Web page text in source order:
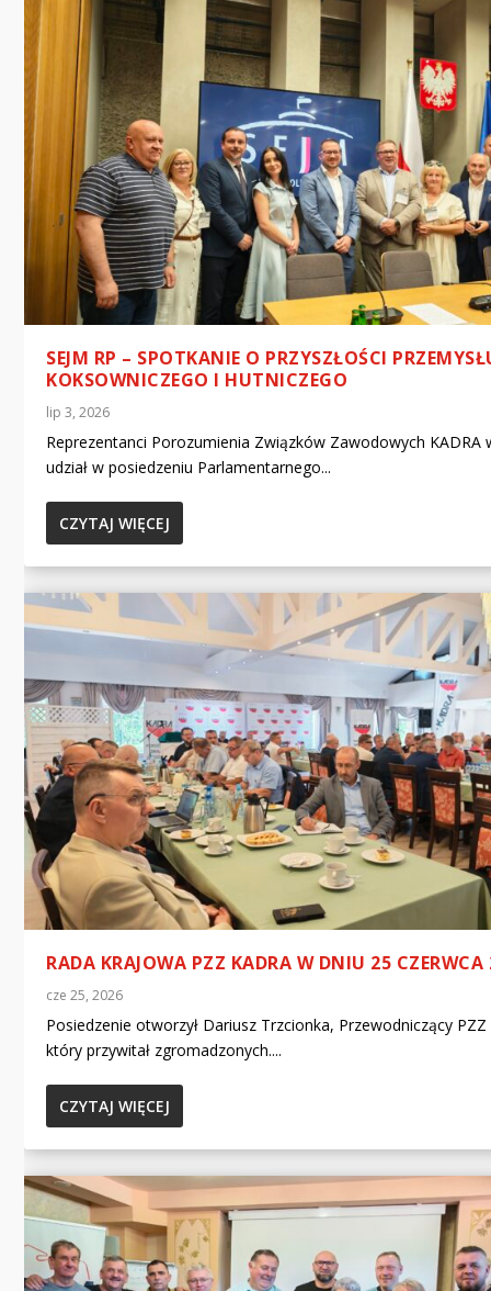
SEJM RP – SPOTKANIE O PRZYSZŁOŚCI
KOKSOWNICZEGO I HUTNICZEGO
lip 3, 2026
Reprezentanci Porozumienia Związków Zawodowych KADRA
udział w posiedzeniu Parlamentarnego...
CZYTAJ WIĘCEJ
RADA KRAJOWA PZZ KADRA W DNIU 25 CZERWCA
cze 25, 2026
Posiedzenie otworzył Dariusz Trzcionka, Przewodniczący PZZ
który przywitał zgromadzonych....
CZYTAJ WIĘCEJ